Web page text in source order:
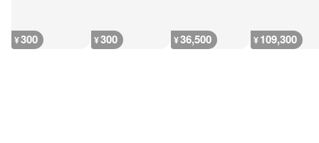
¥300 ¥300 ¥36,500 ¥109,300